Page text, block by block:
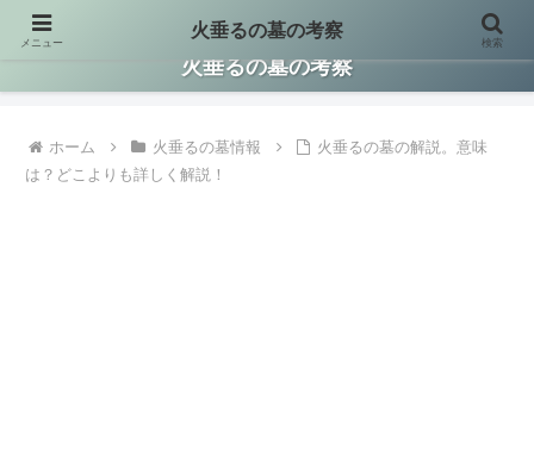
火垂るの墓の考察
ホーム 火垂るの墓情報
火垂るの墓の解説。意味
は？どこよりも詳しく解説！
メニュー
火垂るの墓の考察
検索